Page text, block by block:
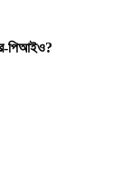
পিআইও?